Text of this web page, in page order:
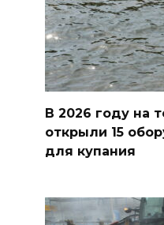
В 2026 году на
открыли 15
для купания